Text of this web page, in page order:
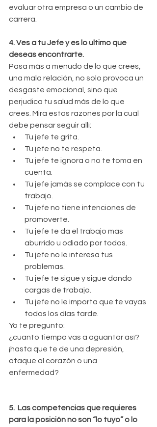
evaluar otra empresa o un cambio de
carrera.
4. Ves a tu Jefe y es lo ultimo que
deseas encontrarte.
Pasa más a menudo de lo que crees,
una mala relación, no solo provoca un
desgaste emocional, sino que
perjudica tu salud más de lo que
crees. Mira estas razones por la cual
debe pensar seguir allí:
Tu jefe te grita.
Tu jefe no te respeta.
Tu jefe te ignora o no te toma en
cuenta.
Tu jefe jamás se complace con tu
trabajo.
Tu jefe no tiene intenciones de
promoverte.
Tu jefe te da el trabajo mas
aburrido u odiado por todos.
Tu jefe no le interesa tus
problemas.
Tu jefe te sigue y sigue dando
cargas de trabajo.
Tu jefe no le importa que te vayas
todos los días tarde.
Yo te pregunto:
¿cuanto tiempo vas a aguantar así?
¡hasta que te de una depresión,
ataque al corazón o una
enfermedad?
5.  Las competencias que requieres
para la posición no son “lo tuyo” o lo